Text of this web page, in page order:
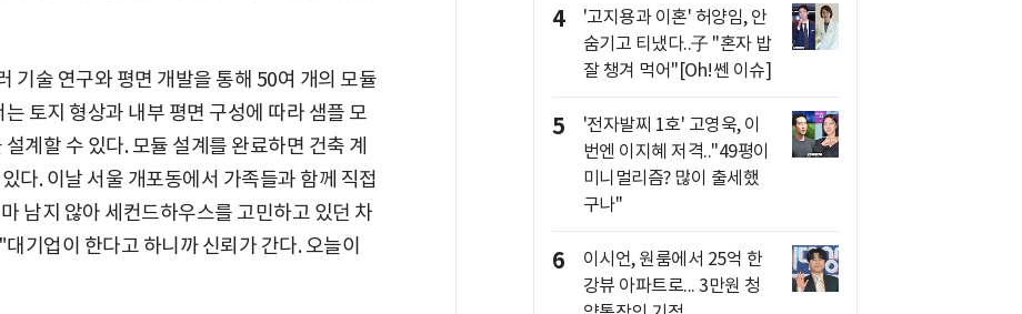
기술 연구와 평면 개발을 통해 50여 개의 모듈
토지 형상과 내부 평면 구성에 따라 샘플 모
계할 수 있다. 모듈 설계를 완료하면 건축 계
다. 이날 서울 개포동에서 가족들과 함께 직접
남지 않아 세컨드하우스를 고민하고 있던 차
기업이 한다고 하니까 신뢰가 간다. 오늘이
4
'고지용과 이혼' 허양임, 안
숨기고 티냈다..子 "혼자 밥
잘 챙겨 먹어"[Oh!쎈 이슈]
5
'전자발찌 1호' 고영욱, 이
번엔 이지혜 저격.."49평이
미니멀리즘? 많이 출세했
구나"
6
이시언, 원룸에서 25억 한
강뷰 아파트로... 3만원 청